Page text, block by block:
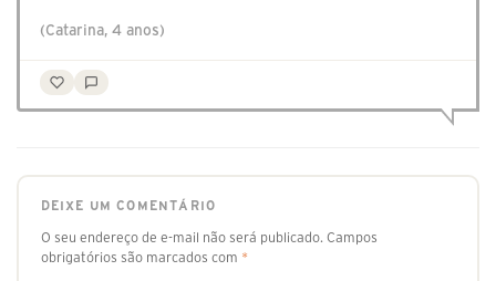
(Catarina, 4 anos)
DEIXE UM COMENTÁRIO
O seu endereço de e-mail não será publicado. Campos
obrigatórios são marcados com *